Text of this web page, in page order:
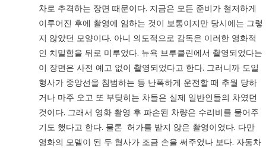
차로 추격하는 장면 때문이다. 지금은 모든 준비가 철저하게
이루어진 후에 촬영에 임하는 것이 보통이지만 당시에는 그렇
지 않았던 모양이다. 아니 의도적으로 감독은 이러한 영화적
인 치밀함을 뒤로 미루었다. 뉴욕 브루클린에서 촬영되었다는
이 장면은 사전 예고 없이 촬영되었다고 한다. 그러니까 도일
형사가 중앙선을 침범하는 등 난폭하게 운전할 때 추월 당하
거나 마주 오고 또 부딪히는 차들은 실제 일반인들의 차였던
것이다. 그래서 영화 촬영 후 파손된 차량은 수리비를 물어주
기도 했다고 한다. 물론 허가를 받지 않은 촬영이었다. 다만
영화의 모델이 된 두 형사가 조금 손을 써주었나 보다. 자동차